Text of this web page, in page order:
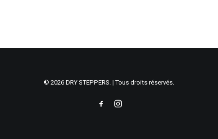
© 2026 DRY STEPPERS. | Tous droits réservés.